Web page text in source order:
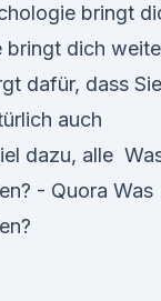
bringt
bringt dich
dafür, dass Sie
auch
dazu, alle
- Quora Was